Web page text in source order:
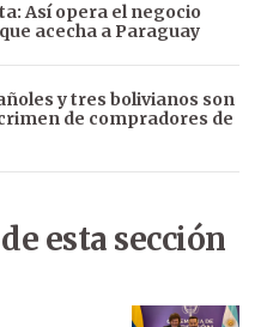
Así opera el negocio
acecha a Paraguay
y tres bolivianos son
de compradores de
esta sección